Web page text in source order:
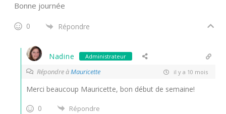
Bonne journée
0 Répondre
Nadine Administrateur
Répondre àMauricette il y a 10 mois
Merci beaucoup Mauricette, bon début de semaine!
0
Répondre